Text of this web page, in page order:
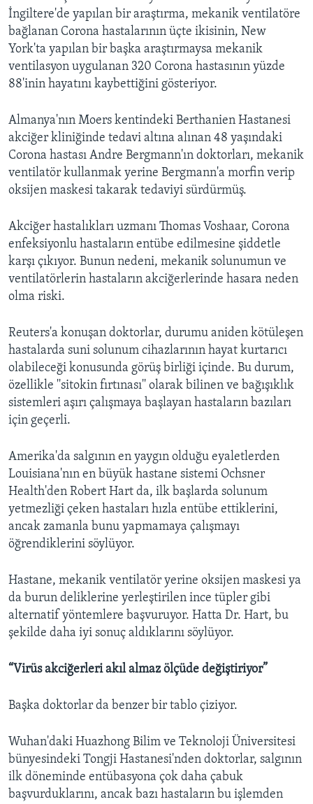
İngiltere'de yapılan bir araştırma, mekanik ventilatöre
bağlanan Corona hastalarının üçte ikisinin, New
York'ta yapılan bir başka araştırmaysa mekanik
ventilasyon uygulanan 320 Corona hastasının yüzde
88'inin hayatını kaybettiğini gösteriyor.
Almanya'nın Moers kentindeki Berthanien Hastanesi
akciğer kliniğinde tedavi altına alınan 48 yaşındaki
Corona hastası Andre Bergmann'ın doktorları, mekanik
ventilatör kullanmak yerine Bergmann'a morfin verip
oksijen maskesi takarak tedaviyi sürdürmüş.
Akciğer hastalıkları uzmanı Thomas Voshaar, Corona
enfeksiyonlu hastaların entübe edilmesine şiddetle
karşı çıkıyor. Bunun nedeni, mekanik solunumun ve
ventilatörlerin hastaların akciğerlerinde hasara neden
olma riski.
Reuters'a konuşan doktorlar, durumu aniden kötüleşen
hastalarda suni solunum cihazlarının hayat kurtarıcı
olabileceği konusunda görüş birliği içinde. Bu durum,
özellikle ''sitokin fırtınası'' olarak bilinen ve bağışıklık
sistemleri aşırı çalışmaya başlayan hastaların bazıları
için geçerli.
Amerika'da salgının en yaygın olduğu eyaletlerden
Louisiana'nın en büyük hastane sistemi Ochsner
Health'den Robert Hart da, ilk başlarda solunum
yetmezliği çeken hastaları hızla entübe ettiklerini,
ancak zamanla bunu yapmamaya çalışmayı
öğrendiklerini söylüyor.
Hastane, mekanik ventilatör yerine oksijen maskesi ya
da burun deliklerine yerleştirilen ince tüpler gibi
alternatif yöntemlere başvuruyor. Hatta Dr. Hart, bu
şekilde daha iyi sonuç aldıklarını söylüyor.
“Virüs akciğerleri akıl almaz ölçüde değiştiriyor”
Başka doktorlar da benzer bir tablo çiziyor.
Wuhan'daki Huazhong Bilim ve Teknoloji Üniversitesi
bünyesindeki Tongji Hastanesi'nden doktorlar, salgının
ilk döneminde entübasyona çok daha çabuk
başvurduklarını, ancak bazı hastaların bu işlemden